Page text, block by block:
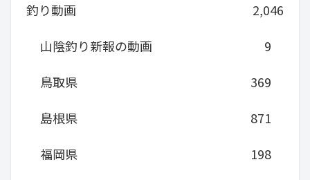
釣り動画
2,046
山陰釣り新報の動画
9
鳥取県
369
島根県
871
福岡県
198